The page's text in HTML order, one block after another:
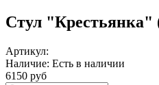
Стул "Крестьянка"
Артикул:
Наличие: Есть в наличии
6150 руб